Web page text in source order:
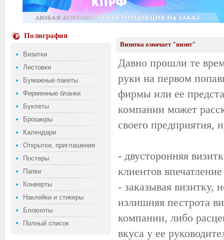
Полиграфия
Визитки
Листовки
Бумажные пакеты
Фирменные бланки
Буклеты
Брошюры
Календари
Открытки, приглашения
Постеры
Папки
Конверты
Наклейки и стикеры
Блокноты
Полный список
Визитка означает "визит"
Давно прошли те
руки на первом
фирмы или ее
компании может
своего предприятия,
- двусторонняя
клиентов
- заказывая визитку,
излишняя пестрота
компании, либо
вкуса у ее